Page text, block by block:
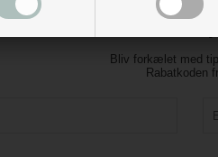
Bliv forkælet med
Rabatkoden